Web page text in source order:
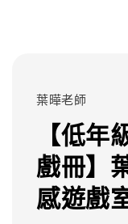
葉曄老師
【低年
戲冊】
感遊戲